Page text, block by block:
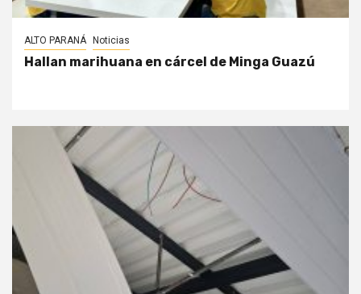
ALTO PARANÁ Noticias
Hallan marihuana en cárcel de Minga Guazú